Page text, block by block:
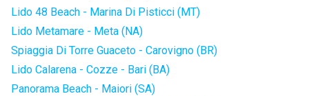
Lido 48 Beach - Marina Di Pisticci (MT)
Lido Metamare - Meta (NA)
Spiaggia Di Torre Guaceto - Carovigno (BR)
Lido Calarena - Cozze - Bari (BA)
Panorama Beach - Maiori (SA)